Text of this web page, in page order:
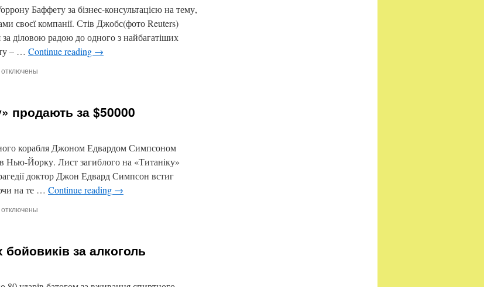
податку
за
будинок
в
Баффету за бізнес-консультацією на тему,
своєї компанії. Стів Джобс(фото Reuters)
діловою радою до одного з найбагатіших
– … Continue reading →
к
у
вкласти
гроші
отключены
продають за $50000
корабля Джоном Едвардом Симпсоном
Нью-Йорку. Лист загиблого на «Титаніку»
доктор Джон Едвард Симпсон встиг
на те … Continue reading →
к
на
отключены
за алкоголь